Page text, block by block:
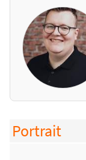
Portrait